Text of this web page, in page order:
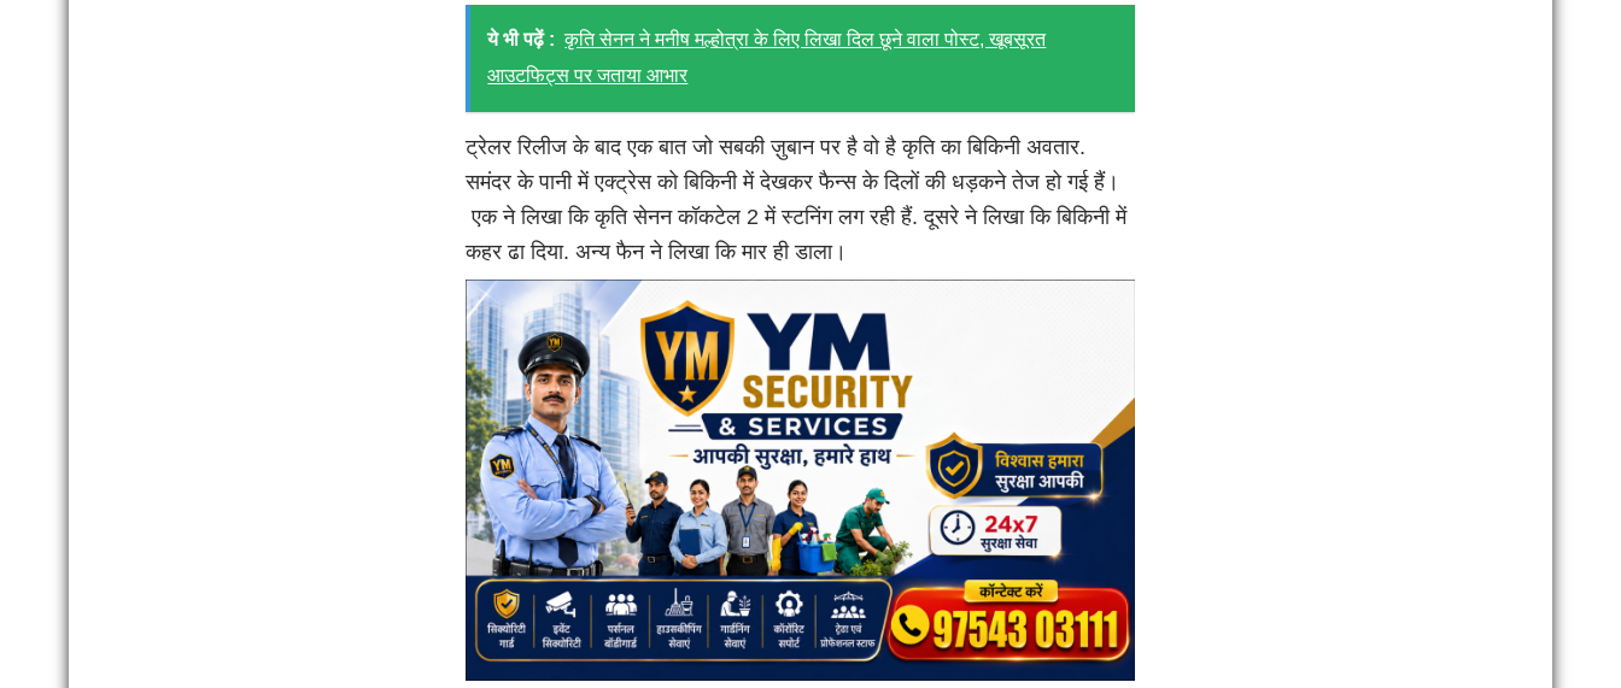
ये भी पढ़ें : कृति सेनन ने मनीष मल्होत्रा के लिए लिखा दिल छूने वाला पोस्ट, खूबसूरत
आउटफिट्स पर जताया आभार
ट्रेलर रिलीज के बाद एक बात जो सबकी ज़ुबान पर है वो है कृति का बिकिनी अवतार.
समंदर के पानी में एक्ट्रेस को बिकिनी में देखकर फैन्स के दिलों की धड़कने तेज हो गई हैं।
एक ने लिखा कि कृति सेनन कॉकटेल 2 में स्टनिंग लग रही हैं. दूसरे ने लिखा कि बिकिनी में
कहर ढा दिया. अन्य फैन ने लिखा कि मार ही डाला।